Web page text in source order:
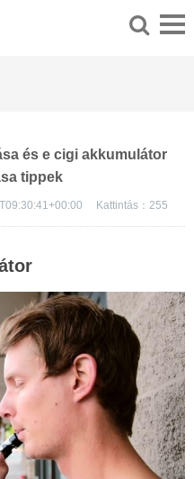
és e cigi akkumulátor
tippek
Kattintás： 255